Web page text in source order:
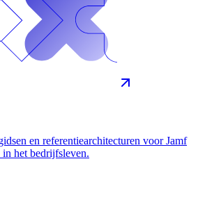
en referentiearchitecturen voor Jamf
het bedrijfsleven.